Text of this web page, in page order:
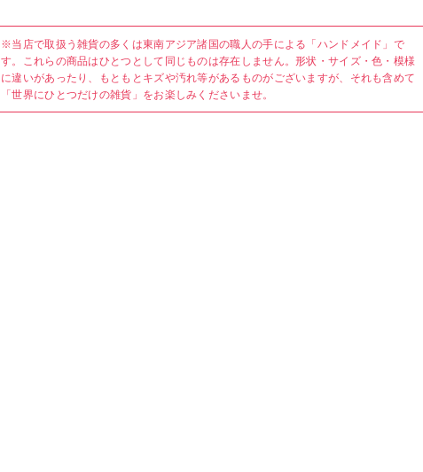
※当店で取扱う雑貨の多くは東南アジア諸国の職人の手による「ハンドメイド」で
す。これらの商品はひとつとして同じものは存在しません。形状・サイズ・色・模様
に違いがあったり、もともとキズや汚れ等があるものがございますが、それも含めて
「世界にひとつだけの雑貨」をお楽しみくださいませ。